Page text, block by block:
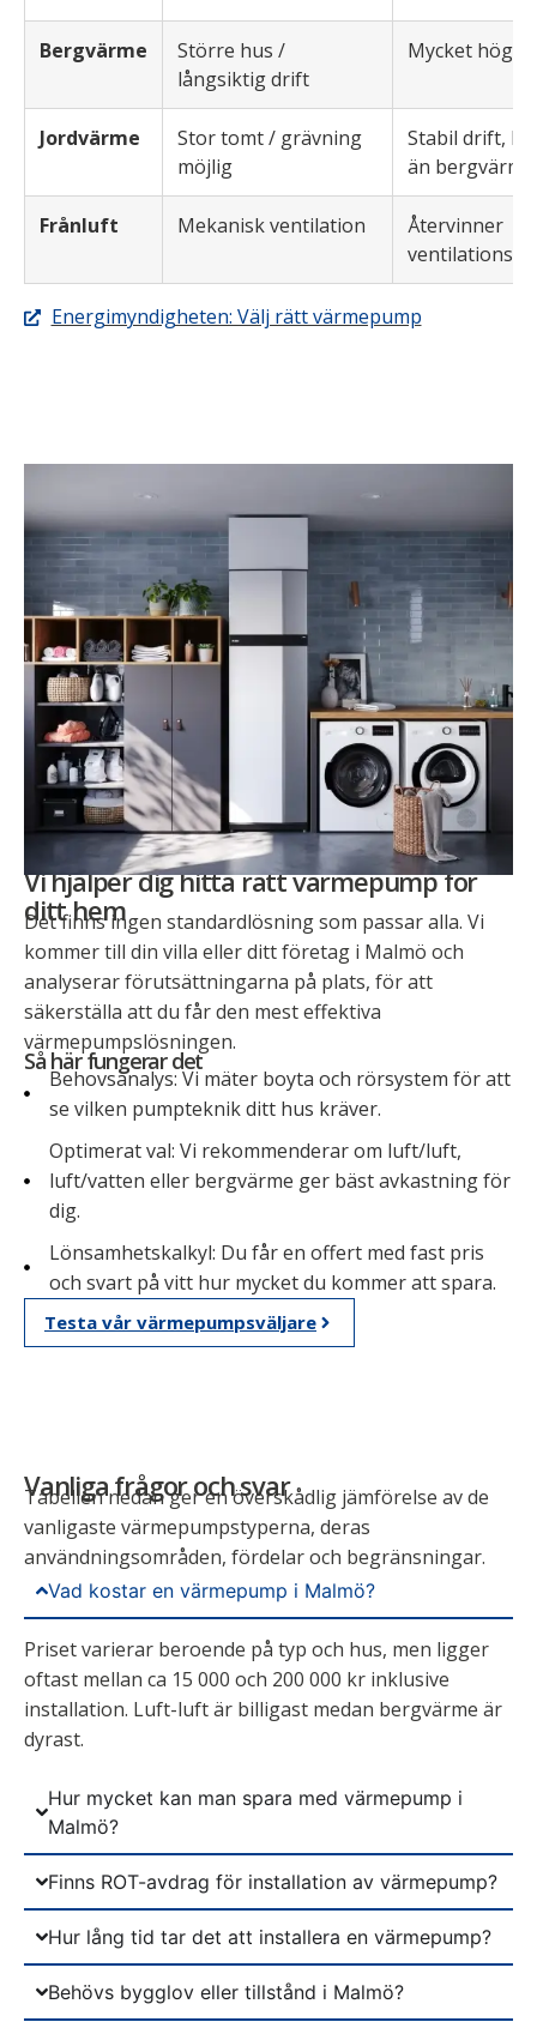
Bergvärme
Större hus /
långsiktig drift
Mycket hög
Jordvärme
Stor tomt / grävning
möjlig
Stabil drift,
än bergvärme
Frånluft Mekanisk ventilation
Återvinner
Energimyndigheten: Välj rätt värmepump
Vi hjälper dig hitta rätt värmepump för
ditt hem
Det finns ingen standardlösning som passar alla. Vi
kommer till din villa eller ditt företag i Malmö och
analyserar förutsättningarna på plats, för att
säkerställa att du får den mest effektiva
värmepumpslösningen.
Så här fungerar det
Behovsanalys: Vi mäter boyta och rörsystem för att
se vilken pumpteknik ditt hus kräver.
Optimerat val: Vi rekommenderar om luft/luft,
luft/vatten eller bergvärme ger bäst avkastning för
dig.
Lönsamhetskalkyl: Du får en offert med fast pris
och svart på vitt hur mycket du kommer att spara.
Testa vår värmepumpsväljare
Vanliga frågor och svar
Tabellen nedan ger en överskådlig jämförelse av de
vanligaste värmepumpstyperna, deras
användningsområden, fördelar och begränsningar.
Vad kostar en värmepump i Malmö?
Priset varierar beroende på typ och hus, men ligger
oftast mellan ca 15 000 och 200 000 kr inklusive
installation. Luft-luft är billigast medan bergvärme är
dyrast.
Hur mycket kan man spara med värmepump i
Malmö?
Finns ROT-avdrag för installation av värmepump?
Hur lång tid tar det att installera en värmepump?
Behövs bygglov eller tillstånd i Malmö?